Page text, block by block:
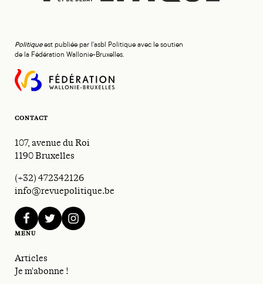
Politiqueest publiée par l'asbl Politique avec le soutien
de la Fédération Wallonie-Bruxelles.
CONTACT
107, avenue du Roi
1190 Bruxelles
(+32) 472342126
info@revuepolitique.be
facebooktwitterinstagram
MENU
Articles
Je m'abonne !